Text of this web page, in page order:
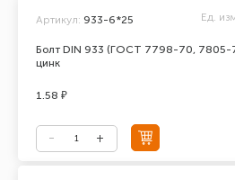
Болт DIN 933 (ГОСТ 7798-70, 7805-
цинк
Артикул: 933-6*25 Ед.
1.58 ₽